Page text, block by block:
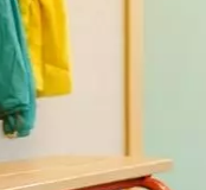
Barrières de ville
& Travaux Publics
crèches & maternelles